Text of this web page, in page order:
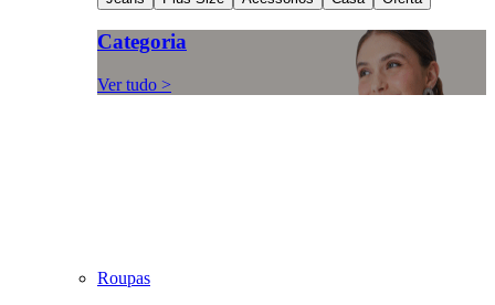
Categoria
Ver tudo >
Roupas